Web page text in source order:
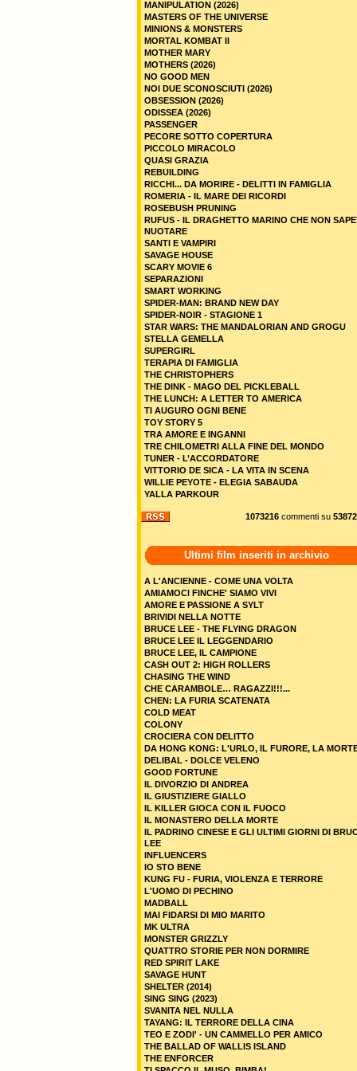
MANIPULATION (2026)
MASTERS OF THE UNIVERSE
MINIONS & MONSTERS
MORTAL KOMBAT II
MOTHER MARY
MOTHERS (2026)
NO GOOD MEN
NOI DUE SCONOSCIUTI (2026)
OBSESSION (2026)
ODISSEA (2026)
PASSENGER
PECORE SOTTO COPERTURA
PICCOLO MIRACOLO
QUASI GRAZIA
REBUILDING
RICCHI... DA MORIRE - DELITTI IN FAMIGLIA
ROMERIA - IL MARE DEI RICORDI
ROSEBUSH PRUNING
RUFUS - IL DRAGHETTO MARINO CHE NON
NUOTARE
SANTI E VAMPIRI
SAVAGE HOUSE
SCARY MOVIE 6
SEPARAZIONI
SMART WORKING
SPIDER-MAN: BRAND NEW DAY
SPIDER-NOIR - STAGIONE 1
STAR WARS: THE MANDALORIAN AND GROGU
STELLA GEMELLA
SUPERGIRL
TERAPIA DI FAMIGLIA
THE CHRISTOPHERS
THE DINK - MAGO DEL PICKLEBALL
THE LUNCH: A LETTER TO AMERICA
TI AUGURO OGNI BENE
TOY STORY 5
TRA AMORE E INGANNI
TRE CHILOMETRI ALLA FINE DEL MONDO
TUNER - L’ACCORDATORE
VITTORIO DE SICA - LA VITA IN SCENA
WILLIE PEYOTE - ELEGIA SABAUDA
YALLA PARKOUR
1073216 commenti su 53872
Ultimi film inseriti in archivio
A L'ANCIENNE - COME UNA VOLTA
AMIAMOCI FINCHE' SIAMO VIVI
AMORE E PASSIONE A SYLT
BRIVIDI NELLA NOTTE
BRUCE LEE - THE FLYING DRAGON
BRUCE LEE IL LEGGENDARIO
BRUCE LEE, IL CAMPIONE
CASH OUT 2: HIGH ROLLERS
CHASING THE WIND
CHE CARAMBOLE… RAGAZZI!!!...
CHEN: LA FURIA SCATENATA
COLD MEAT
COLONY
CROCIERA CON DELITTO
DA HONG KONG: L'URLO, IL FURORE, LA
DELIBAL - DOLCE VELENO
GOOD FORTUNE
IL DIVORZIO DI ANDREA
IL GIUSTIZIERE GIALLO
IL KILLER GIOCA CON IL FUOCO
IL MONASTERO DELLA MORTE
IL PADRINO CINESE E GLI ULTIMI GIORNI DI
LEE
INFLUENCERS
IO STO BENE
KUNG FU - FURIA, VIOLENZA E TERRORE
L'UOMO DI PECHINO
MADBALL
MAI FIDARSI DI MIO MARITO
MK ULTRA
MONSTER GRIZZLY
QUATTRO STORIE PER NON DORMIRE
RED SPIRIT LAKE
SAVAGE HUNT
SHELTER (2014)
SING SING (2023)
SVANITA NEL NULLA
TAYANG: IL TERRORE DELLA CINA
TEO E ZODI' - UN CAMMELLO PER AMICO
THE BALLAD OF WALLIS ISLAND
THE ENFORCER